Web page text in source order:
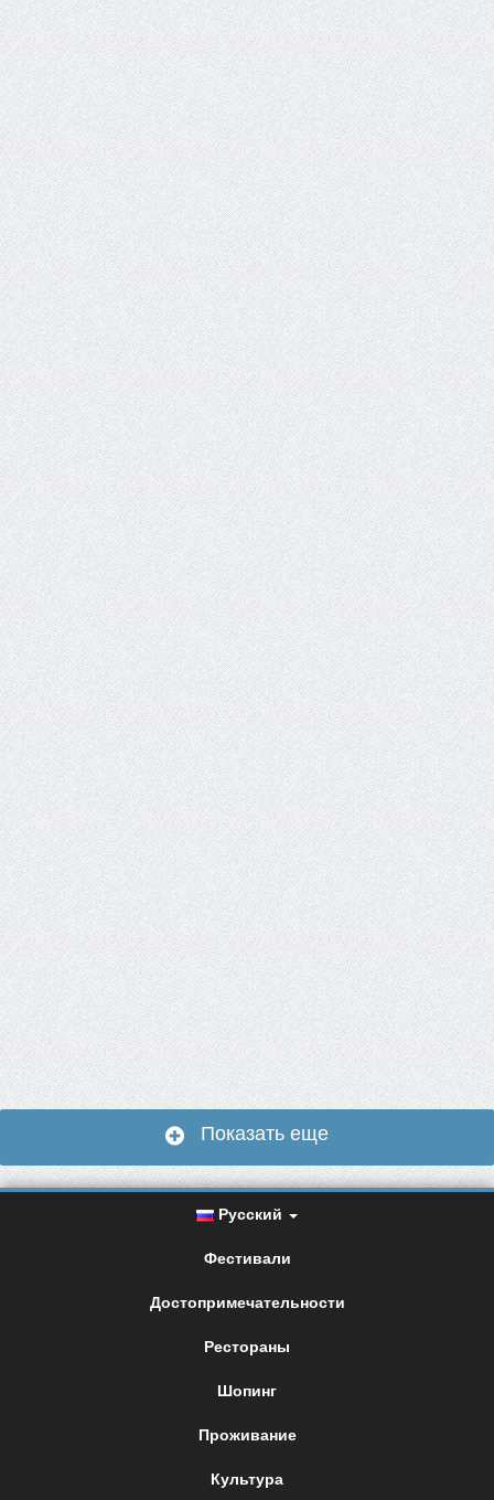
Показать еще
Русский
Фестивали
Достопримечательности
Рестораны
Шопинг
Проживание
Культура